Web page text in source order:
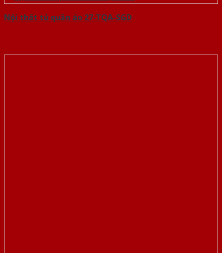
Nội thất tủ quần áo 27-TQA-SGD